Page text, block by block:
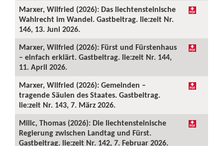
Marxer, Wilfried (2026): Das liechtensteinische
Wahlrecht im Wandel. Gastbeitrag. lie:zeit Nr.
146, 13. Juni 2026.
Marxer, Wilfried (2026): Fürst und Fürstenhaus
– einfach erklärt. Gastbeitrag. lie:zeit Nr. 144,
11. April 2026.
Marxer, Wilfried (2026): Gemeinden –
tragende Säulen des Staates. Gastbeitrag.
lie:zeit Nr. 143, 7. März 2026.
Milic, Thomas (2026): Die liechtensteinische
Regierung zwischen Landtag und Fürst.
Gastbeitrag. lie:zeit Nr. 142, 7. Februar 2026.